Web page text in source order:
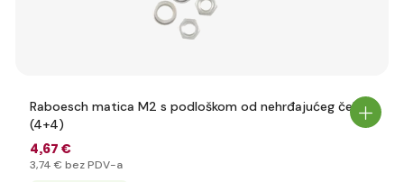
Raboesch matica M2 s podloškom od nehrđajućeg čelika
(4+4)
4,67 €
3,74 € bez PDV-a